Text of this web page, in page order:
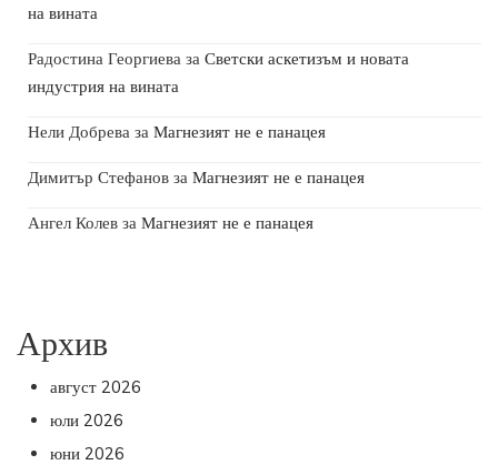
на вината
Радостина Георгиева за Светски аскетизъм и новата
индустрия на вината
Нели Добрева за Магнезият не е панацея
Димитър Стефанов за Магнезият не е панацея
Ангел Колев за Магнезият не е панацея
Архив
август 2026
юли 2026
юни 2026